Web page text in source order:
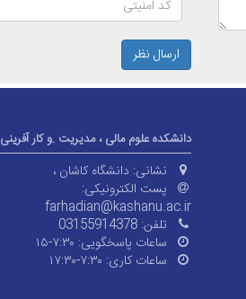
ارسال نظر
دانشکده علوم مالی ، مدیریت .و کار آفرینی
نشانی: دانشگاه کاشان ،
پست الکترونیکی:
farhadian@kashanu.ac.ir
تلفن: 03155914378
ساعات پاسخگویی: ۷:۳۰-۱۵
ساعات کاری: ۷:۳۰-۱۷:۳۰